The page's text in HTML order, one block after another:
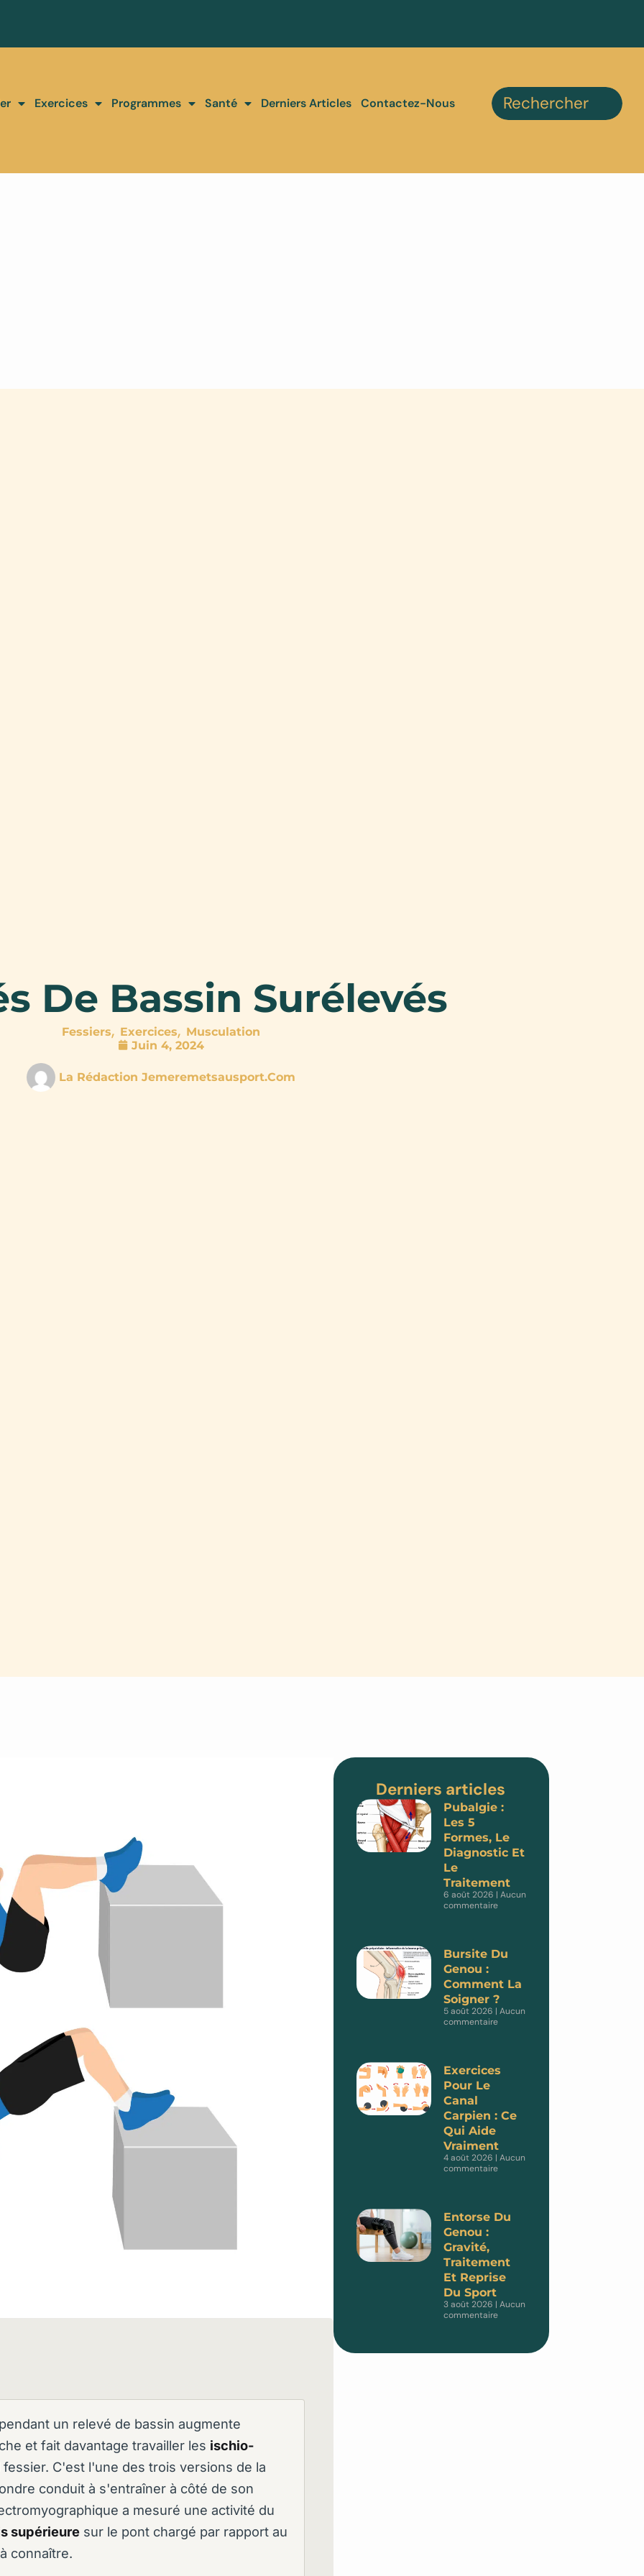
Exercices Programmes Santé Derniers Articles Contactez-Nous
De Bassin Surélevés
Fessiers, Exercices, Musculation
Juin 4, 2024
La Rédaction Jemeremetsausport.com
un relevé de bassin augmente
et fait davantage travailler les ischio-
C'est l'une des trois versions de la
conduit à s'entraîner à côté de son
a mesuré une activité du
supérieure sur le pont chargé par rapport au
connaître.
Derniers articles
Pubalgie :
Les 5
Formes, Le
Diagnostic Et
Le
Traitement
6 août 2026
Aucun
commentaire
Bursite Du
Genou :
Comment La
Soigner ?
5 août 2026
Aucun
commentaire
Exercices
Pour Le
Canal
Carpien : Ce
Qui Aide
Vraiment
4 août 2026
Aucun
commentaire
Entorse Du
Genou :
Gravité,
Traitement
Et Reprise
Du Sport
3 août 2026
Aucun
commentaire